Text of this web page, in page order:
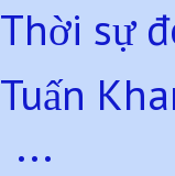
Thời sự
Tuấn
...